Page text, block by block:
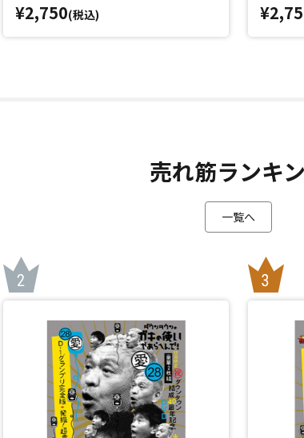
¥2,750(税込)
売れ筋ランキ
一覧へ